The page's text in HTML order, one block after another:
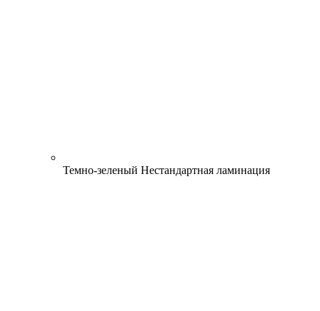
Темно-зеленый Нестандартная ламинация